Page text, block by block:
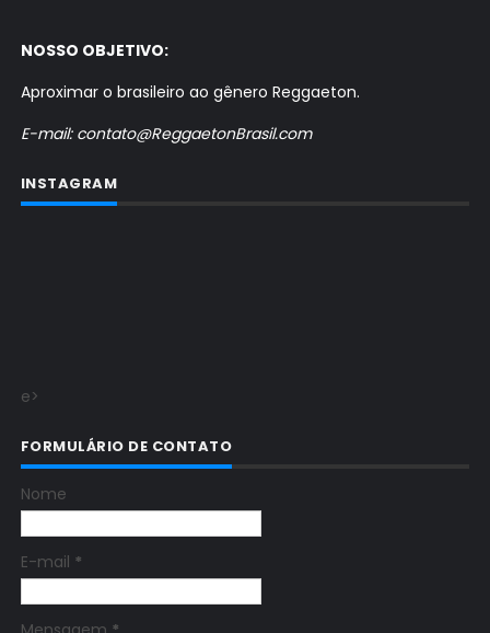
NOSSO OBJETIVO:
Aproximar o brasileiro ao gênero Reggaeton.
E-mail: contato@ReggaetonBrasil.com
INSTAGRAM
e>
FORMULÁRIO DE CONTATO
Nome
E-mail *